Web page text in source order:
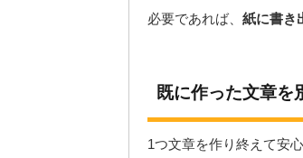
必要であれば、 紙に書き
既に作った文章を
1つ文章を作り終えて安